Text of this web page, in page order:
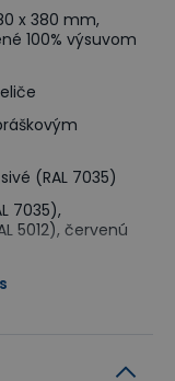
x 380 mm,
100% výsuvom
(RAL 7035)
7035),
5012), červenú
bočníce